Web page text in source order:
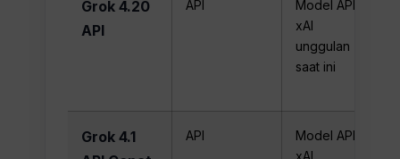
Grok 4.20
API
API
Model API
xAI
unggulan
saat ini
Grok 4.1
API
Model API